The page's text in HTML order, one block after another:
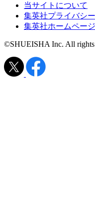
当サイトについて
集英社プライバシ
集英社ホームページ
©SHUEISHA Inc. All rights